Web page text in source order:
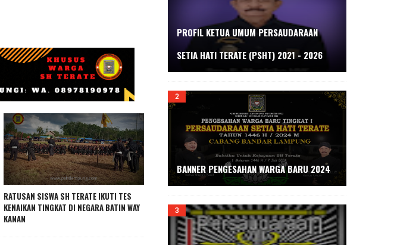
RATUSAN SISWA SH TERATE IKUTI TES
KENAIKAN TINGKAT DI NEGARA BATIN WAY
KANAN
PROFIL KETUA UMUM PERSAUDARAAN
SETIA HATI TERATE (PSHT) 2021 - 2026
BANNER PENGESAHAN WARGA BARU 2024